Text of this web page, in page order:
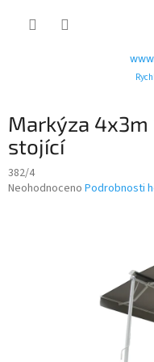
Markýza 4x3m
stojící
382/4
Průměrné
Neohodnoceno Podrobnosti